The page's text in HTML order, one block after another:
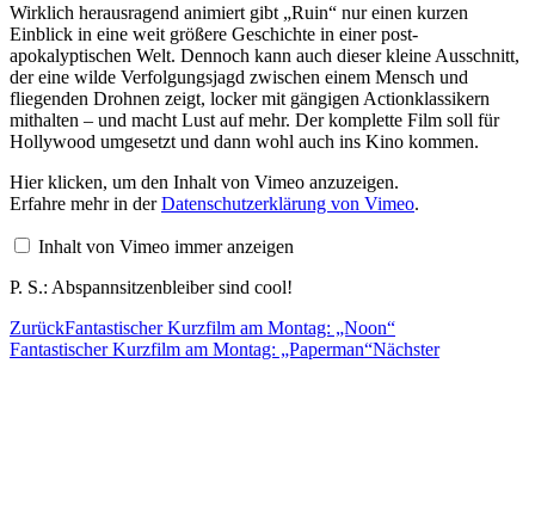
Wirklich herausragend animiert gibt „Ruin“ nur einen kurzen
Einblick in eine weit größere Geschichte in einer post-
apokalyptischen Welt. Dennoch kann auch dieser kleine Ausschnitt,
der eine wilde Verfolgungsjagd zwischen einem Mensch und
fliegenden Drohnen zeigt, locker mit gängigen Actionklassikern
mithalten – und macht Lust auf mehr. Der komplette Film soll für
Hollywood umgesetzt und dann wohl auch ins Kino kommen.
„RUIN“
von
Vimeo
Hier klicken, um den Inhalt von Vimeo anzuzeigen.
Erfahre mehr in derDatenschutzerklärung von Vimeo.
Inhalt von Vimeo immer anzeigen
P. S.: Abspannsitzenbleiber sind cool!
ZurückFantastischer Kurzfilm am Montag: „Noon“
Fantastischer Kurzfilm am Montag: „Paperman“Nächster